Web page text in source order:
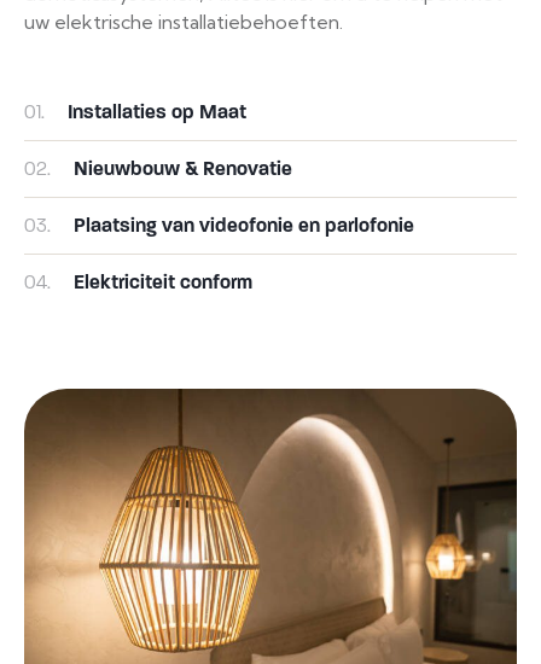
uw elektrische installatiebehoeften.
01. Installaties op Maat
02. Nieuwbouw & Renovatie
03. Plaatsing van videofonie en parlofonie
04. Elektriciteit conform